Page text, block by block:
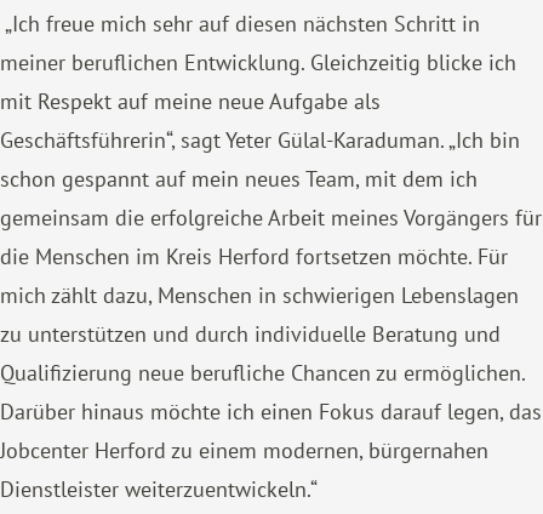
„Ich freue mich sehr auf diesen nächsten Schritt in
meiner beruflichen Entwicklung. Gleichzeitig blicke ich
mit Respekt auf meine neue Aufgabe als
Geschäftsführerin“, sagt Yeter Gülal-Karaduman. „Ich bin
schon gespannt auf mein neues Team, mit dem ich
gemeinsam die erfolgreiche Arbeit meines Vorgängers für
die Menschen im Kreis Herford fortsetzen möchte. Für
mich zählt dazu, Menschen in schwierigen Lebenslagen
zu unterstützen und durch individuelle Beratung und
Qualifizierung neue berufliche Chancen zu ermöglichen.
Darüber hinaus möchte ich einen Fokus darauf legen, das
Jobcenter Herford zu einem modernen, bürgernahen
Dienstleister weiterzuentwickeln.“